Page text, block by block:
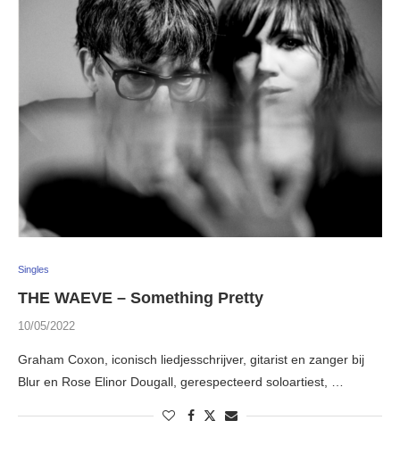
Singles
THE WAEVE – Something Pretty
10/05/2022
Graham Coxon, iconisch liedjesschrijver, gitarist en zanger bij
Blur en Rose Elinor Dougall, gerespecteerd soloartiest, …